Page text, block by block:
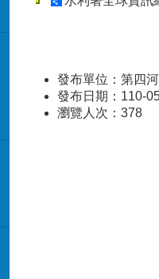
發布單位：第四
發布日期：110-
瀏覽人次： 378